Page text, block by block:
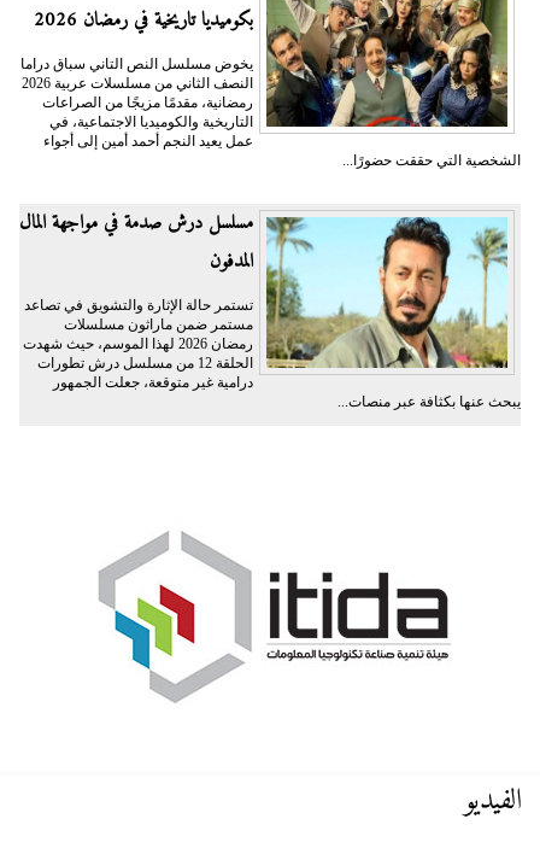
بكوميديا تاريخية في رمضان 2026
يخوض مسلسل النص التاني سباق دراما
النصف الثاني من مسلسلات عربية 2026
رمضانية، مقدمًا مزيجًا من الصراعات
التاريخية والكوميديا الاجتماعية، في
عمل يعيد النجم أحمد أمين إلى أجواء
الشخصية التي حققت حضورًا...
مسلسل درش صدمة في مواجهة المال
المدفون
تستمر حالة الإثارة والتشويق في تصاعد
مستمر ضمن ماراثون مسلسلات
رمضان 2026 لهذا الموسم، حيث شهدت
الحلقة 12 من مسلسل درش تطورات
درامية غير متوقعة، جعلت الجمهور
يبحث عنها بكثافة عبر منصات...
الفيديو